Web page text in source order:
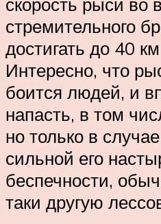
стремительного
достигать до 40
Интересно, что
боится людей, и
напасть, в том
но только в
сильной его
беспечности,
таки другую